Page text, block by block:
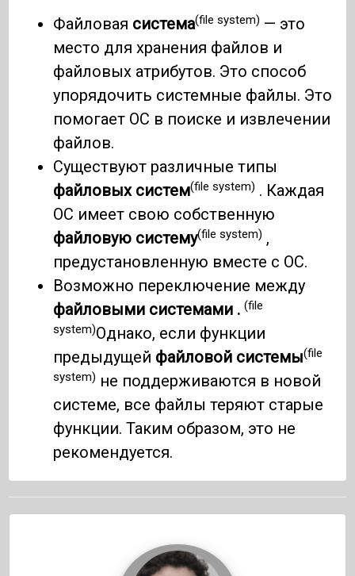
Файловая система(file system) — это
место для хранения файлов и
файловых атрибутов. Это способ
упорядочить системные файлы. Это
помогает ОС в поиске и извлечении
файлов.
Существуют различные типы
файловых систем(file system) . Каждая
ОС имеет свою собственную
файловую систему(file system) ,
предустановленную вместе с ОС.
Возможно переключение между
файловыми системами .(file
system)Однако, если функции
предыдущей файловой системы(file
system) не поддерживаются в новой
системе, все файлы теряют старые
функции. Таким образом, это не
рекомендуется.